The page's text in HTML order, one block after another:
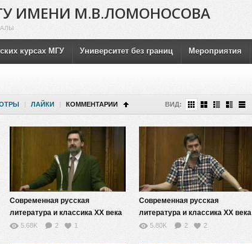
ИМЕНИ М.В.ЛОМОНОСОВА
курсах МГУ Университет без границ Мероприятия
| ЛАЙКИ | КОММЕНТАРИИ ВИД:
Современная русская
литература и классика XX века
(модернизм, постмодернизм,
5.68K 2 1
Современная русская
литература и классика XX века
(модернизм, постмодернизм,
5.80K 2 2